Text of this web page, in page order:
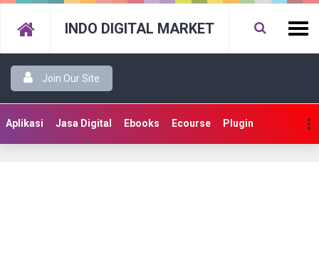
INDO DIGITAL MARKET
Join Our Site
Aplikasi Jasa Digital Ebooks Ecourse Plugin